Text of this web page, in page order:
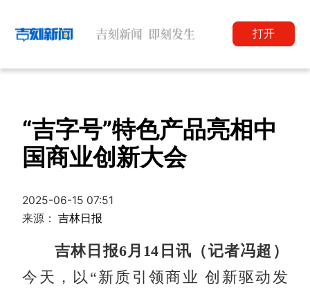
打开
“吉字号”特色产品亮相中
国商业创新大会
2025-06-15 07:51
来源：吉林日报
吉林日报6月14日讯（记者冯超）
今天，以“新质引领商业 创新驱动发